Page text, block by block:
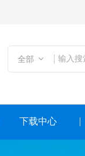
全部
下载中心